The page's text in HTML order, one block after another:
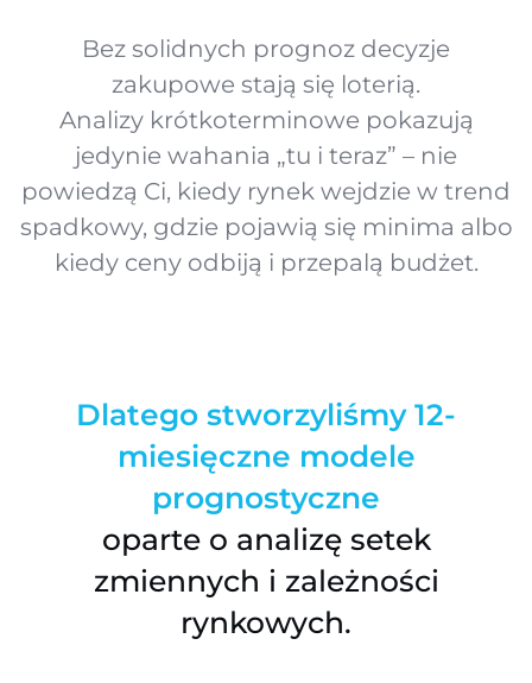
Bez solidnych prognoz decyzje
zakupowe stają się loterią.
Analizy krótkoterminowe pokazują
jedynie wahania „tu i teraz” – nie
powiedzą Ci, kiedy rynek wejdzie w trend
spadkowy, gdzie pojawią się minima albo
kiedy ceny odbiją i przepalą budżet.
Dlatego stworzyliśmy 12-
miesięczne modele
prognostyczne
oparte o analizę setek
zmiennych i zależności
rynkowych.